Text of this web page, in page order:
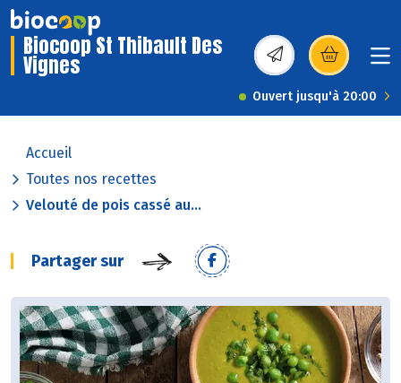
Biocoop St Thibault Des
Vignes (s’ouvre dans une
Ouvert jusqu'à 20:00
Accueil
Toutes nos recettes
Velouté de pois cassé au...
Partager sur